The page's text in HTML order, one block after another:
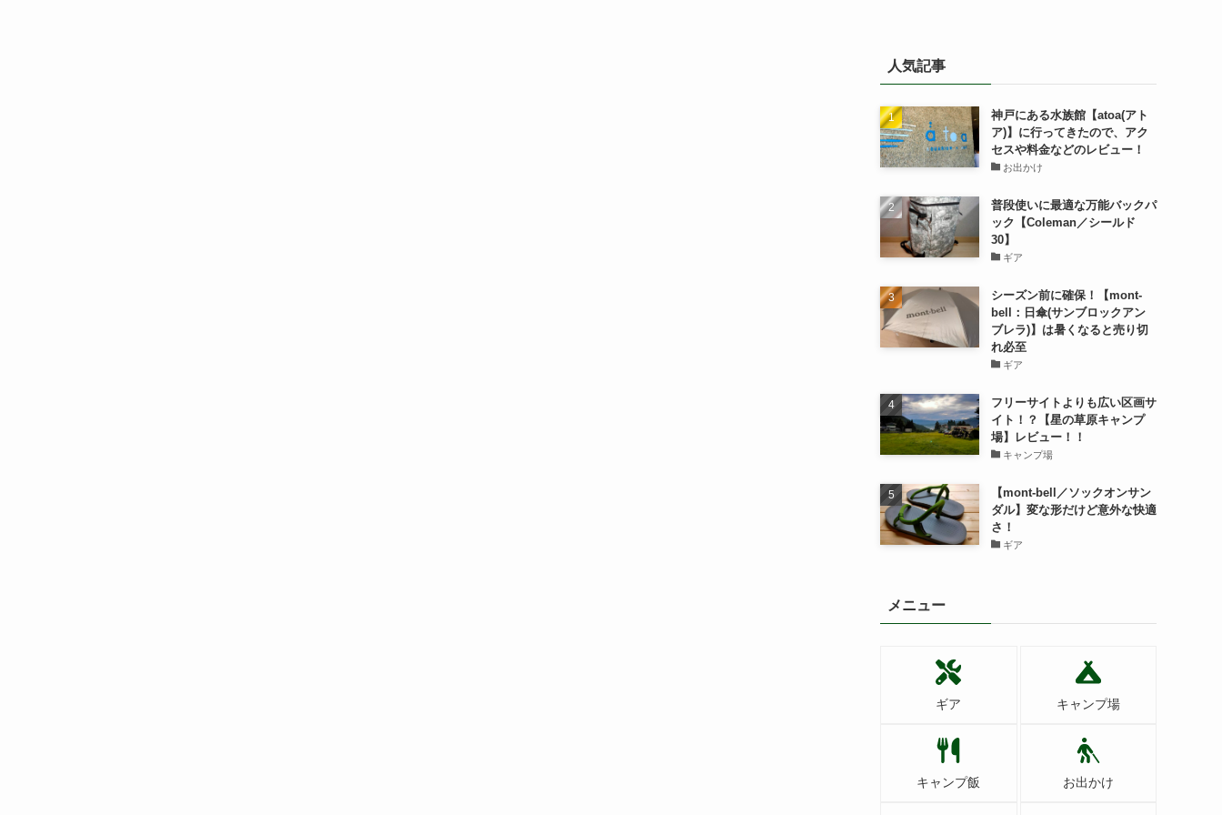
人気記事
神戸にある水族館【atoa(アト
ア)】に行ってきたので、アク
セスや料金などのレビュー！
お出かけ
普段使いに最適な万能バックパ
ック【Coleman／シールド
30】
ギア
シーズン前に確保！【mont-
bell：日傘(サンブロックアン
ブレラ)】は暑くなると売り切
れ必至
ギア
フリーサイトよりも広い区画サ
イト！？【星の草原キャンプ
場】レビュー！！
キャンプ場
【mont-bell／ソックオンサン
ダル】変な形だけど意外な快適
さ！
ギア
メニュー
ギア キャンプ場
キャンプ飯 お出かけ